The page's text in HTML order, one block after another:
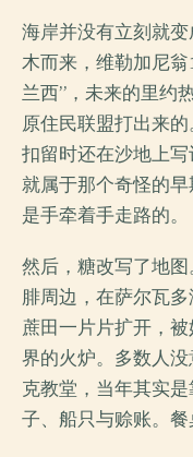
海岸并没有立刻就
木而来，维勒加尼
兰西”，未来的里约
原住民联盟打出来
扣留时还在沙地上
就属于那个奇怪的
是手牵着手走路的。
然后，糖改写了地
腓周边，在萨尔瓦
蔗田一片片扩开，
界的火炉。多数人
克教堂，当年其实
子、船只与赊账。餐